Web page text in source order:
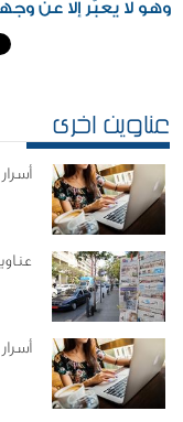
وهو لا يعبّر إلا عن
عناوين اخرى
أسرار
عناوين
أسرار